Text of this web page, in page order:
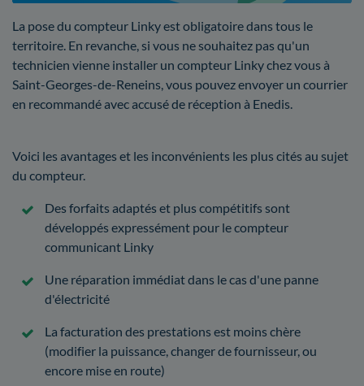
La pose du compteur Linky est obligatoire dans tous le
territoire. En revanche, si vous ne souhaitez pas qu'un
technicien vienne installer un compteur Linky chez vous à
Saint-Georges-de-Reneins, vous pouvez envoyer un courrier
en recommandé avec accusé de réception à Enedis.
Voici les avantages et les inconvénients les plus cités au sujet
du compteur.
Des forfaits adaptés et plus compétitifs sont
développés expressément pour le compteur
communicant Linky
Une réparation immédiat dans le cas d'une panne
d'électricité
La facturation des prestations est moins chère
(modifier la puissance, changer de fournisseur, ou
encore mise en route)